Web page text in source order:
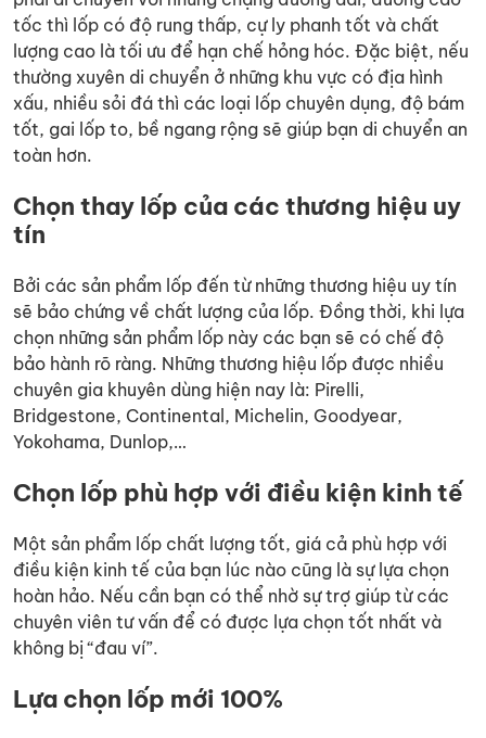
tốc thì lốp có độ rung thấp, cự ly phanh tốt và chất
lượng cao là tối ưu để hạn chế hỏng hóc. Đặc biệt, nếu
thường xuyên di chuyển ở những khu vực có địa hình
xấu, nhiều sỏi đá thì các loại lốp chuyên dụng, độ bám
tốt, gai lốp to, bề ngang rộng sẽ giúp bạn di chuyển an
toàn hơn.
Chọn thay lốp của các thương hiệu uy
tín
Bởi các sản phẩm lốp đến từ những thương hiệu uy tín
sẽ bảo chứng về chất lượng của lốp. Đồng thời, khi lựa
chọn những sản phẩm lốp này các bạn sẽ có chế độ
bảo hành rõ ràng. Những thương hiệu lốp được nhiều
chuyên gia khuyên dùng hiện nay là: Pirelli,
Bridgestone, Continental, Michelin, Goodyear,
Yokohama, Dunlop,…
Chọn lốp phù hợp với điều kiện kinh tế
Một sản phẩm lốp chất lượng tốt, giá cả phù hợp với
điều kiện kinh tế của bạn lúc nào cũng là sự lựa chọn
hoàn hảo. Nếu cần bạn có thể nhờ sự trợ giúp từ các
chuyên viên tư vấn để có được lựa chọn tốt nhất và
không bị “đau ví”.
Lựa chọn lốp mới 100%